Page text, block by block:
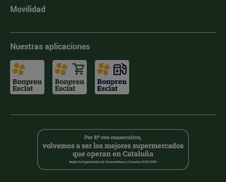
Movilidad
Nuestras aplicaciones